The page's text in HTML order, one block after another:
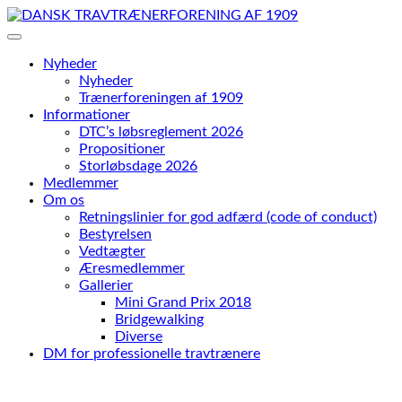
Skip
to
Nyheder
Nyheder
Trænerforeningen af 1909
Informationer
DTC’s løbsreglement 2026
Propositioner
Storløbsdage 2026
Medlemmer
Om os
Retningslinier for god adfærd (code of conduct)
Bestyrelsen
Vedtægter
Æresmedlemmer
Gallerier
Mini Grand Prix 2018
Bridgewalking
Diverse
DM for professionelle travtrænere